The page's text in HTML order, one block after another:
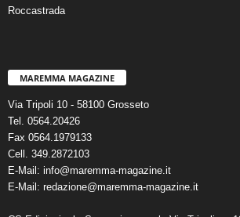
Roccastrada
MAREMMA MAGAZINE
Via Tripoli 10 - 58100 Grosseto
Tel. 0564.20426
Fax 0564.1979133
Cell. 349.2872103
E-Mail: info@maremma-magazine.it
E-Mail: redazione@maremma-magazine.it